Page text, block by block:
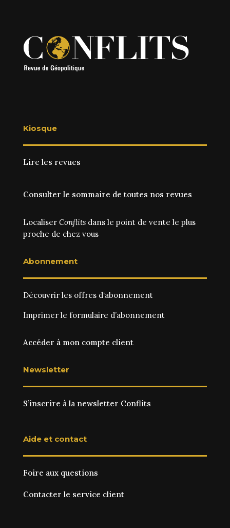
Kiosque
Lire les revues
Consulter le sommaire de toutes nos revues
Localiser Conflitsdans le point de vente le plus
proche de chez vous
Abonnement
Découvrir les offres d‘abonnement
Imprimer le formulaire d’abonnement
Accéder à mon compte client
Newsletter
S’inscrire à la newsletter Conflits
Aide et contact
Foire aux questions
Contacter le service client